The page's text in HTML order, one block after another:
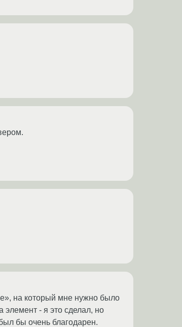
на который мне нужно было
элемент - я это сделал, но
бы очень благодарен.